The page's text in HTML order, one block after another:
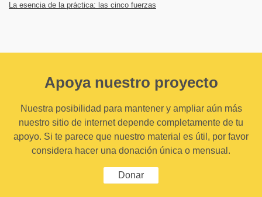
La esencia de la práctica: las cinco fuerzas
Apoya nuestro proyecto
Nuestra posibilidad para mantener y ampliar aún más
nuestro sitio de internet depende completamente de tu
apoyo. Si te parece que nuestro material es útil, por favor
considera hacer una donación única o mensual.
Donar